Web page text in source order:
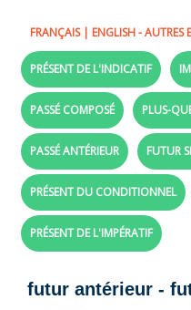
FRANÇAIS| ENGLISH- AUTRES
PRÉSENT DE L'INDICATIF
PASSÉ COMPOSÉ PLUS-
PASSÉ ANTÉRIEUR FUTUR
PRÉSENT DU CONDITIONNEL
PRÉSENT DE L'IMPÉRATIF
futur antérieur -